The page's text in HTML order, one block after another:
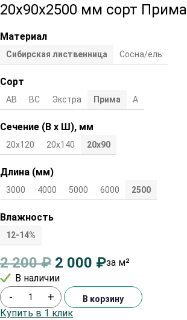
20х90х2500 мм сорт Прима
Материал
Сибирская лиственница Сосна/ель
Сорт
АВ ВС Экстра Прима А
Сечение (В х Ш), мм
20х120 20х140 20х90
Длина (мм)
3000 4000 5000 6000 2500
Влажность
12-14%
2 200₽ 2 000 ₽за м²
В наличии
- + В корзину
Купить в 1 клик